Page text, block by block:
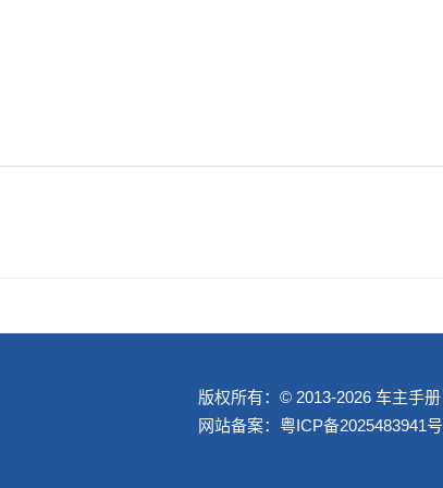
版权所有：© 2013-2026 车主手册
网站备案： 粤ICP备2025483941号